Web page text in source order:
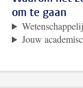
om te gaan
Jouw